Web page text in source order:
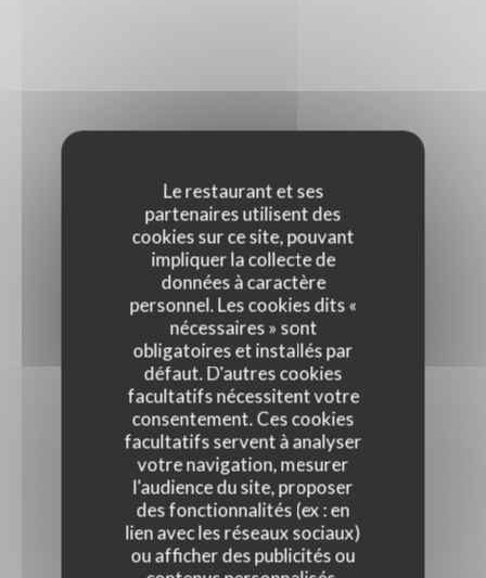
Le restaurant et ses
partenaires utilisent des
cookies sur ce site, pouvant
impliquer la collecte de
données à caractère
personnel. Les cookies dits «
nécessaires » sont
obligatoires et installés par
défaut. D'autres cookies
facultatifs nécessitent votre
consentement. Ces cookies
facultatifs servent à analyser
votre navigation, mesurer
l'audience du site, proposer
des fonctionnalités (ex : en
lien avec les réseaux sociaux)
ou afficher des publicités ou